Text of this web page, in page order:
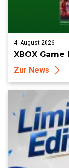
4. August 2026
XBOX
Zur News